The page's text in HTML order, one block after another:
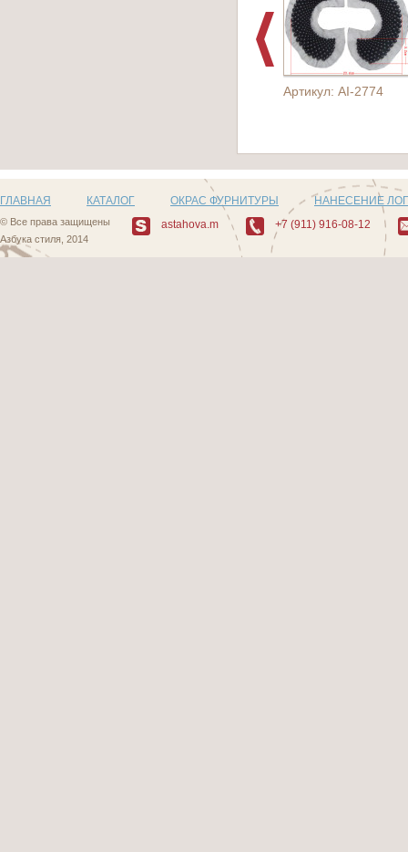
Артикул: AI-2774
ГЛАВНАЯ КАТАЛОГ ОКРАС ФУРНИТУРЫ НАНЕСЕНИЕ
© Все права защищены
Азбука стиля, 2014
astahova.m +7 (911) 916-08-12